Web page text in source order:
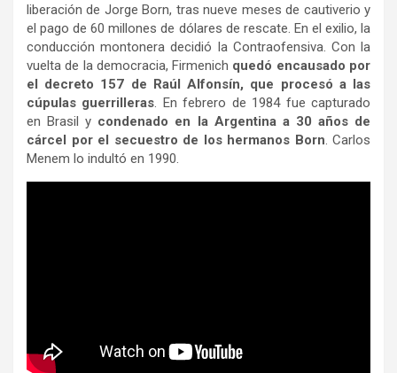
liberación de Jorge Born, tras nueve meses de cautiverio y
el pago de 60 millones de dólares de rescate. En el exilio, la
conducción montonera decidió la Contraofensiva. Con la
vuelta de la democracia, Firmenich quedó encausado por
el decreto 157 de Raúl Alfonsín, que procesó a las
cúpulas guerrilleras. En febrero de 1984 fue capturado
en Brasil y condenado en la Argentina a 30 años de
cárcel por el secuestro de los hermanos Born. Carlos
Menem lo indultó en 1990.